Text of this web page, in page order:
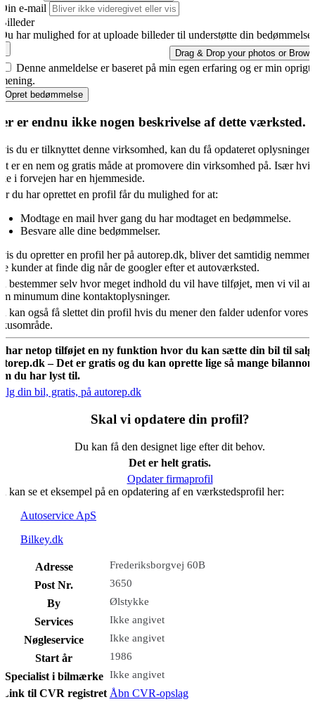
e-mail
har mulighed for at uploade billeder til understøtte din bedømmelse.
Drag & Drop your photos or
Denne anmeldelse er baseret på min egen erfaring og er min
Opret bedømmelse
er endnu ikke nogen beskrivelse af dette værksted.
du er tilknyttet denne virksomhed, kan du få opdateret
er en nem og gratis måde at promovere din virksomhed på. Især
i forvejen har en hjemmeside.
du har oprettet en profil får du mulighed for at:
Modtage en mail hver gang du har modtaget en bedømmelse.
Besvare alle dine bedømmelser.
du opretter en profil her på autorep.dk, bliver det samtidig
kunder at finde dig når de googler efter et autoværksted.
bestemmer selv hvor meget indhold du vil have tilføjet, men vi vil
minumum dine kontaktoplysninger.
kan også få slettet din profil hvis du mener den falder udenfor vores
har netop tilføjet en ny funktion hvor du kan sætte din bil til salg
– Det er gratis og du kan oprette lige så mange
du har lyst til.
din bil, gratis, på autorep.dk
Skal vi opdatere din profil?
Du kan få den designet lige efter dit behov.
Det er helt gratis.
Opdater firmaprofil
kan se et eksempel på en opdatering af en værkstedsprofil her:
Autoservice ApS
Bilkey.dk
Adresse Frederiksborgvej 60B
Post Nr. 3650
By Ølstykke
Services Ikke angivet
Nøgleservice Ikke angivet
Start år 1986
Specialist i bilmærke Ikke angivet
Link til CVR registret Åbn CVR-opslag